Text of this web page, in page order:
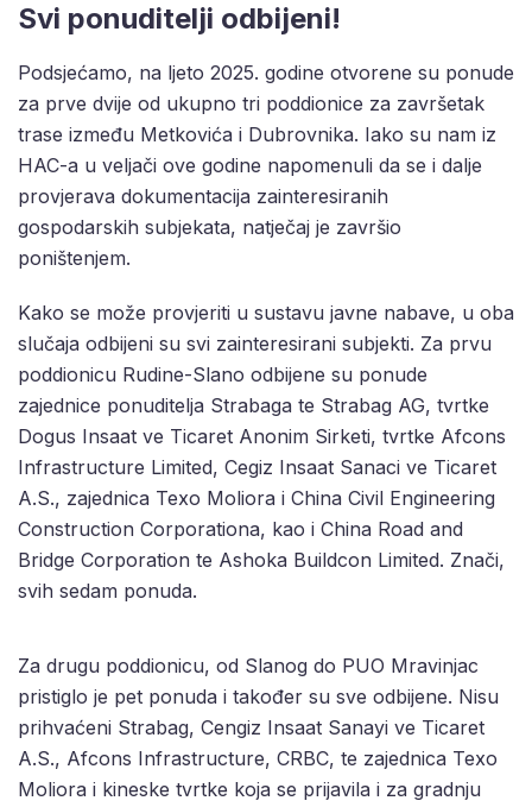
Svi ponuditelji odbijeni!
Podsjećamo, na ljeto 2025. godine otvorene su ponude
za prve dvije od ukupno tri poddionice za završetak
trase između Metkovića i Dubrovnika. Iako su nam iz
HAC-a u veljači ove godine napomenuli da se i dalje
provjerava dokumentacija zainteresiranih
gospodarskih subjekata, natječaj je završio
poništenjem.
Kako se može provjeriti u sustavu javne nabave, u oba
slučaja odbijeni su svi zainteresirani subjekti. Za prvu
poddionicu Rudine-Slano odbijene su ponude
zajednice ponuditelja Strabaga te Strabag AG, tvrtke
Dogus Insaat ve Ticaret Anonim Sirketi, tvrtke Afcons
Infrastructure Limited, Cegiz Insaat Sanaci ve Ticaret
A.S., zajednica Texo Moliora i China Civil Engineering
Construction Corporationa, kao i China Road and
Bridge Corporation te Ashoka Buildcon Limited. Znači,
svih sedam ponuda.
Za drugu poddionicu, od Slanog do PUO Mravinjac
pristiglo je pet ponuda i također su sve odbijene. Nisu
prihvaćeni Strabag, Cengiz Insaat Sanayi ve Ticaret
A.S., Afcons Infrastructure, CRBC, te zajednica Texo
Moliora i kineske tvrtke koja se prijavila i za gradnju